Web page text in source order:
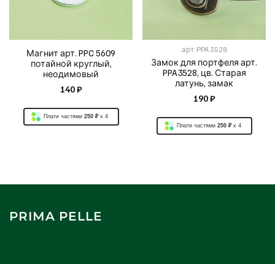
Магнит арт. PPC 5609
потайной круглый,
неодимовый
140 ₽
Плати частями 250 ₽ x 4
арт. PPA 3528
Замок для портфеля арт.
PPA3528, цв. Старая
латунь, замак
190 ₽
Плати частями 250 ₽ x 4
PRIMA PELLE